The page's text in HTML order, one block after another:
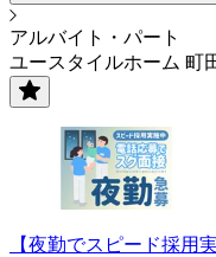
アルバイト・パート
ユースタイルホーム 町
【夜勤でスピード採用